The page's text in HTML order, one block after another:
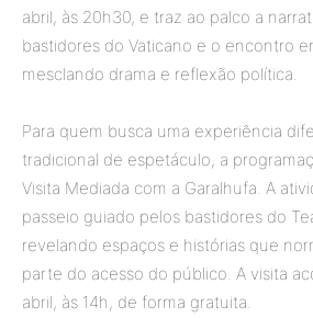
abril, às 20h30, e traz ao palco a
bastidores do Vaticano e o encontro
mesclando drama e reflexão política.
Para quem busca uma experiência
tradicional de espetáculo, a
Visita Mediada com a Garalhufa. A
passeio guiado pelos bastidores do
revelando espaços e histórias que
parte do acesso do público. A visita
abril, às 14h, de forma gratuita.